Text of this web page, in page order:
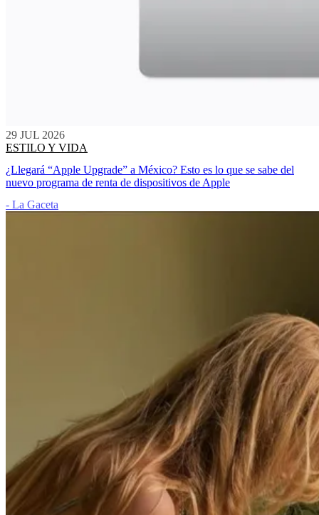
29 JUL 2026
ESTILO Y VIDA
¿Llegará “Apple Upgrade” a México? Esto es lo que se sabe del
nuevo programa de renta de dispositivos de Apple
- La Gaceta